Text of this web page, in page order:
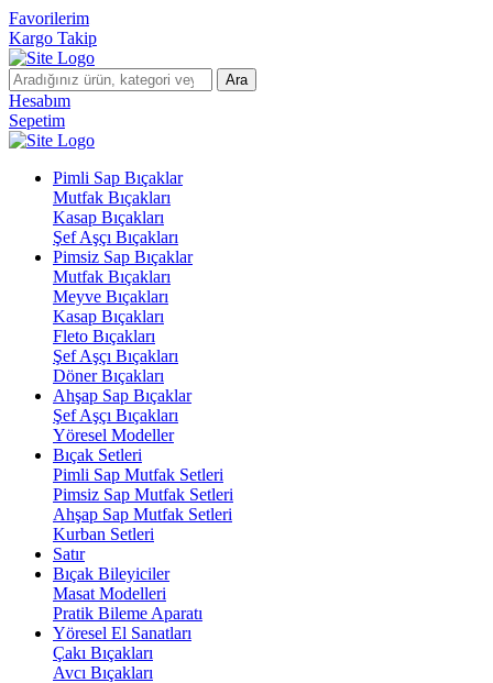
Favorilerim
Kargo Takip
Ara
Hesabım
Sepetim
Pimli Sap Bıçaklar
Mutfak Bıçakları
Kasap Bıçakları
Şef Aşçı Bıçakları
Pimsiz Sap Bıçaklar
Mutfak Bıçakları
Meyve Bıçakları
Kasap Bıçakları
Fleto Bıçakları
Şef Aşçı Bıçakları
Döner Bıçakları
Ahşap Sap Bıçaklar
Şef Aşçı Bıçakları
Yöresel Modeller
Bıçak Setleri
Pimli Sap Mutfak Setleri
Pimsiz Sap Mutfak Setleri
Ahşap Sap Mutfak Setleri
Kurban Setleri
Satır
Bıçak Bileyiciler
Masat Modelleri
Pratik Bileme Aparatı
Yöresel El Sanatları
Çakı Bıçakları
Avcı Bıçakları